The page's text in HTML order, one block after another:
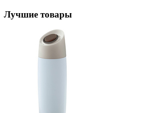
Лучшие товары